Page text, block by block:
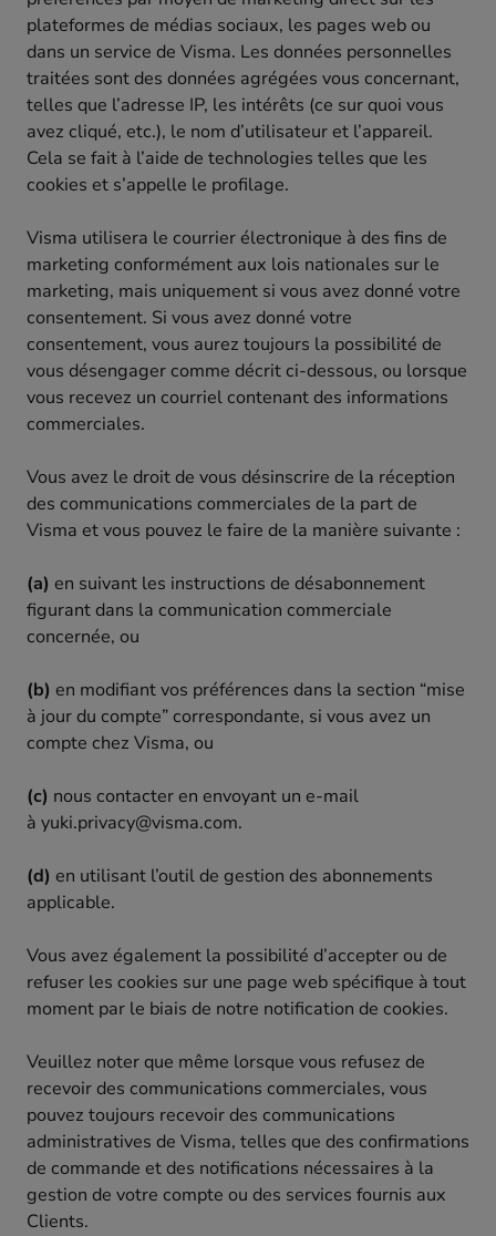
plateformes de médias sociaux, les pages web ou
dans un service de Visma. Les données personnelles
traitées sont des données agrégées vous concernant,
telles que l’adresse IP, les intérêts (ce sur quoi vous
avez cliqué, etc.), le nom d’utilisateur et l’appareil.
Cela se fait à l’aide de technologies telles que les
cookies et s’appelle le profilage.
Visma utilisera le courrier électronique à des fins de
marketing conformément aux lois nationales sur le
marketing, mais uniquement si vous avez donné votre
consentement. Si vous avez donné votre
consentement, vous aurez toujours la possibilité de
vous désengager comme décrit ci-dessous, ou lorsque
vous recevez un courriel contenant des informations
commerciales.
Vous avez le droit de vous désinscrire de la réception
des communications commerciales de la part de
Visma et vous pouvez le faire de la manière suivante :
(a) en suivant les instructions de désabonnement
figurant dans la communication commerciale
concernée, ou
(b) en modifiant vos préférences dans la section “mise
à jour du compte” correspondante, si vous avez un
compte chez Visma, ou
(c) nous contacter en envoyant un e-mail
à yuki.privacy@visma.com.
(d) en utilisant l’outil de gestion des abonnements
applicable.
Vous avez également la possibilité d’accepter ou de
refuser les cookies sur une page web spécifique à tout
moment par le biais de notre notification de cookies.
Veuillez noter que même lorsque vous refusez de
recevoir des communications commerciales, vous
pouvez toujours recevoir des communications
administratives de Visma, telles que des confirmations
de commande et des notifications nécessaires à la
gestion de votre compte ou des services fournis aux
Clients.